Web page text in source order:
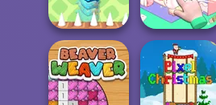
Gacha Life 3 Fun Colors
Bouncing Chick
Organization
Princess